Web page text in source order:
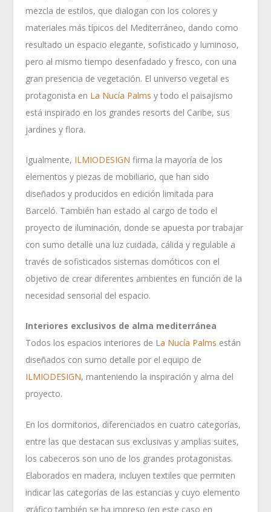
mezcla de estilos, que dialogan con los colores y
materiales más típicos del Mediterráneo, dando como
resultado un espacio elegante, sofisticado y luminoso,
pero al mismo tiempo desenfadado y fresco, con una
gran presencia de vegetación. El universo vegetal es
protagonista en La Nucía Palms y todo el paisajismo
está inspirado en los grandes resorts del Caribe, sus
jardines y flora.
Igualmente, ILMIODESIGN firma la mayoría de los
elementos y piezas de mobiliario, que han sido
diseñados y producidos en edición limitada para
Barceló. También han estado al cargo de todo el
proyecto de iluminación, donde se apuesta por trabajar
con sumo detalle una luz cuidada, cálida y regulable a
través de sofisticados sistemas domóticos con el
objetivo de crear diferentes ambientes en función de la
necesidad sensorial del espacio.
Interiores exclusivos de alma mediterránea
Todos los espacios interiores de La Nucía Palms están
diseñados con sumo detalle por el equipo de
ILMIODESIGN, manteniendo la inspiración y alma del
proyecto.
En los dormitorios, diferenciados en cuatro categorías,
entre las que destacan sus exclusivas y amplias suites,
los cabeceros son uno de los grandes protagonistas.
Elaborados en madera, incluyen textiles que permiten
indicar las categorías de las estancias y cuyo elemento
gráfico también se ha impreso (en este caso en